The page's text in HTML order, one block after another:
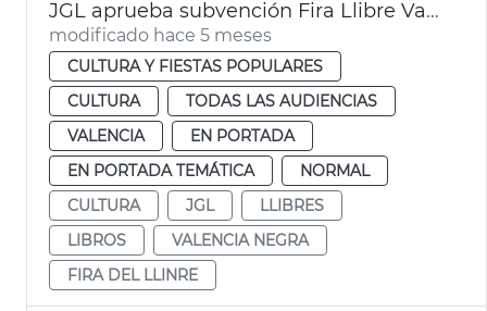
JGL aprueba subvención Fira Llibre València
modificado hace 5 meses
CULTURA Y FIESTAS POPULARES
CULTURA
TODAS LAS AUDIENCIAS
VALENCIA
EN PORTADA
EN PORTADA TEMÁTICA
NORMAL
CULTURA
JGL
LLIBRES
LIBROS
VALENCIA NEGRA
FIRA DEL LLINRE